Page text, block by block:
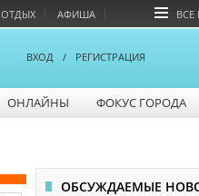
ОТДЫХ АФИША ВСЕ
ВХОД / РЕГИСТРАЦИЯ
ОНЛАЙНЫ ФОКУС ГОРОДА
ОБСУЖДАЕМЫЕ